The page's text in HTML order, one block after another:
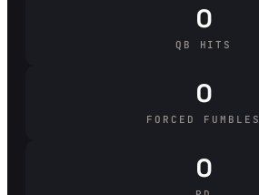
0
QB HITS
0
FORCED FUMBLES
0